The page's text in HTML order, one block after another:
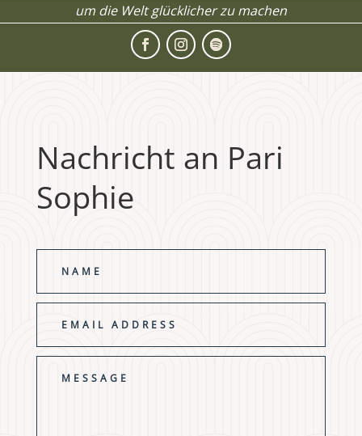
um die Welt glücklicher zu machen
Nachricht an Pari
Sophie